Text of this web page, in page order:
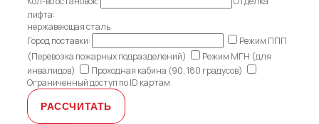
лифта:
нержавеющая сталь
Город поставки:
Режим ППП
(Перевозка пожарных подразделений)
Режим МГН (для
инвалидов)
Проходная кабина (90, 180 градусов)
Ограниченный доступ по ID картам